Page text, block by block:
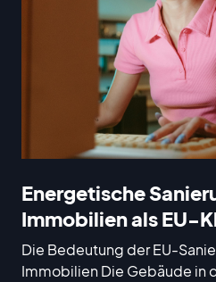
Energetische
Immobilien als EU-
Die Bedeutung der EU-
Immobilien Die Gebäude in